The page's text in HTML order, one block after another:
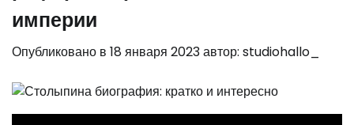
империи
Опубликовано в 18 января 2023автор: studiohallo_